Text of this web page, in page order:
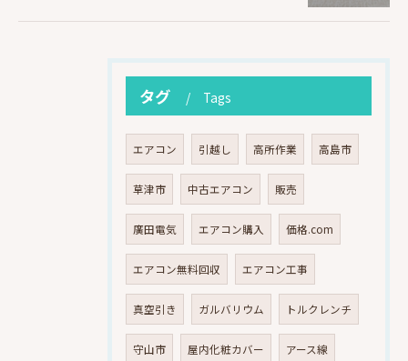
タグ Tags
エアコン 引越し 高所作業 高島市
草津市 中古エアコン 販売
廣田電気 エアコン購入 価格.com
エアコン無料回収 エアコン工事
真空引き ガルバリウム トルクレンチ
守山市 屋内化粧カバー アース線